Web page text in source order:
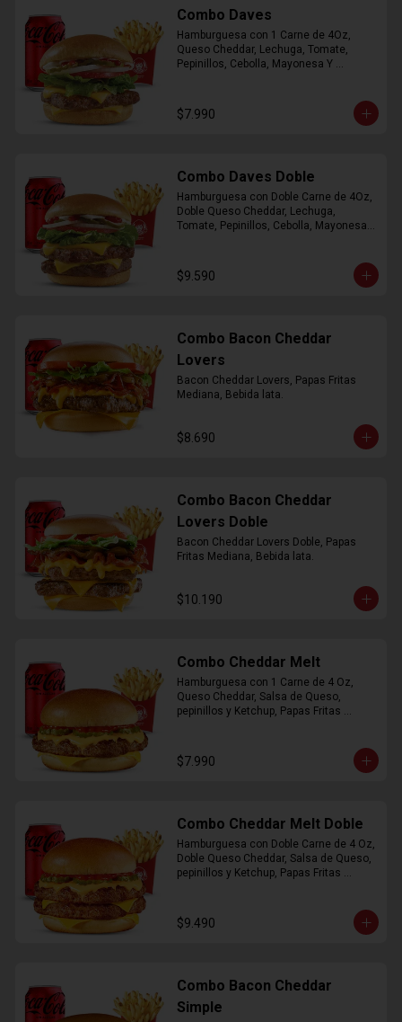
Combo Daves
Hamburguesa con 1 Carne de 4Oz,
Queso Cheddar, Lechuga, Tomate,
Pepinillos, Cebolla, Mayonesa Y
$7.990
Combo Daves Doble
Hamburguesa con Doble Carne de 4Oz,
Doble Queso Cheddar, Lechuga,
Tomate, Pepinillos, Cebolla, Mayonesa y
$9.590
Combo Bacon Cheddar
Lovers
Bacon Cheddar Lovers, Papas Fritas
Mediana, Bebida lata.
$8.690
Combo Bacon Cheddar
Lovers Doble
Bacon Cheddar Lovers Doble, Papas
Fritas Mediana, Bebida lata.
$10.190
Combo Cheddar Melt
Hamburguesa con 1 Carne de 4 Oz,
Queso Cheddar, Salsa de Queso,
pepinillos y Ketchup, Papas Fritas
$7.990
Combo Cheddar Melt Doble
Hamburguesa con Doble Carne de 4 Oz,
Doble Queso Cheddar, Salsa de Queso,
pepinillos y Ketchup, Papas Fritas
$9.490
Combo Bacon Cheddar
Simple